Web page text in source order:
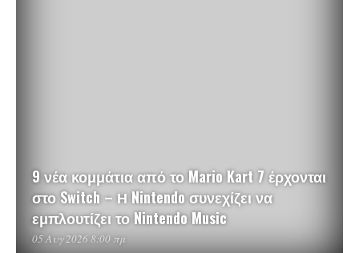
9 νέα κομμάτια από το Mario Kart 7 έρχονται
στο Switch – Η Nintendo συνεχίζει να
εμπλουτίζει το Nintendo Music
05 Αυγ 2026 8:00 πμ